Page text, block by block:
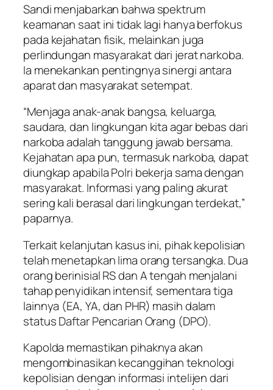
Sandi menjabarkan bahwa spektrum
keamanan saat ini tidak lagi hanya berfokus
pada kejahatan fisik, melainkan juga
perlindungan masyarakat dari jerat narkoba.
Ia menekankan pentingnya sinergi antara
aparat dan masyarakat setempat.
“Menjaga anak-anak bangsa, keluarga,
saudara, dan lingkungan kita agar bebas dari
narkoba adalah tanggung jawab bersama.
Kejahatan apa pun, termasuk narkoba, dapat
diungkap apabila Polri bekerja sama dengan
masyarakat. Informasi yang paling akurat
sering kali berasal dari lingkungan terdekat,”
paparnya.
Terkait kelanjutan kasus ini, pihak kepolisian
telah menetapkan lima orang tersangka. Dua
orang berinisial RS dan A tengah menjalani
tahap penyidikan intensif, sementara tiga
lainnya (EA, YA, dan PHR) masih dalam
status Daftar Pencarian Orang (DPO).
Kapolda memastikan pihaknya akan
mengombinasikan kecanggihan teknologi
kepolisian dengan informasi intelijen dari